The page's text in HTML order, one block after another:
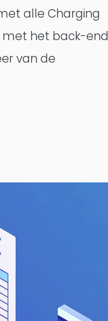
alle Charging
met het back-end
van de